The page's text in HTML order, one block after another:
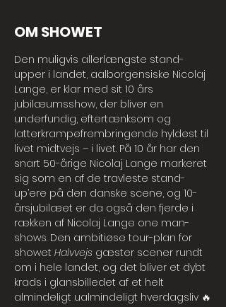
OM SHOWET
Den muligvis allerlængste stand-
upper i landet, aalborgensiske Nicolaj
Lange, er klar med sit 10 års
jubilæumsshow, der bliver en
underfundig, eftertænksom og
latterkrampefrembringende hyldest til
livet midtvejs – i livet. På 10 år har den
snart 50-årige Nicolaj Lange markeret
sig som en af de travleste stand-
up’ere på den danske scene, og 10-
årsjubilæet er da også den fjerde i
rækken af Nicolaj Lange one man-
shows. Den ambitiøse tour-plan for
showet Halvvejs gæster scener rundt
om i hele landet, og det bliver et dybt
krads i glansbilledet af et helt
almindeligt ualmindeligt hverdagsliv 🔥